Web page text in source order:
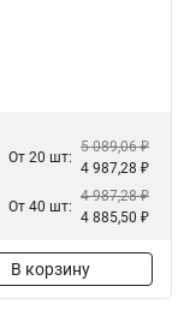
От 20 шт:
5 089,06 ₽
4 987,28 ₽
От 40 шт:
4 987,28 ₽
4 885,50 ₽
В корзину